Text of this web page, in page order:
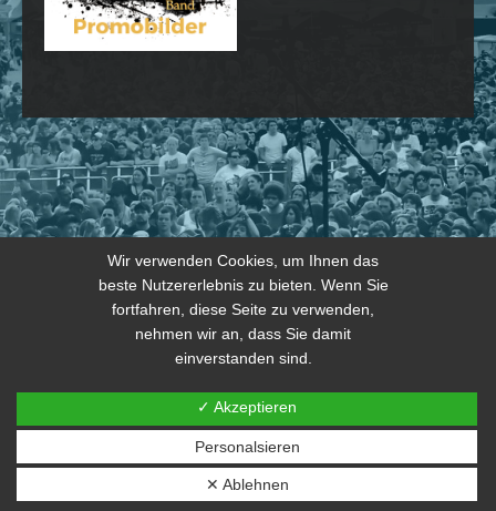
© 2026 copyright by THE JOKERS 2024
Wir verwenden Cookies, um Ihnen das
beste Nutzererlebnis zu bieten. Wenn Sie
fortfahren, diese Seite zu verwenden,
nehmen wir an, dass Sie damit
einverstanden sind.
✓ Akzeptieren
Personalsieren
✕ Ablehnen